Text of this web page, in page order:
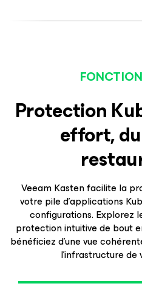
Protection
effort,
Veeam Kasten facilite la
votre pile d’applications
configurations. Explorez
protection intuitive de bout
bénéficiez d’une vue
l’infrastructure